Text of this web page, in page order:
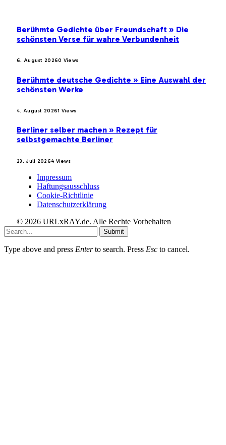
Berühmte Gedichte über Freundschaft » Die
schönsten Verse für wahre Verbundenheit
6. August 20260 Views
Berühmte deutsche Gedichte » Eine Auswahl der
schönsten Werke
4. August 20261 Views
Berliner selber machen » Rezept für
selbstgemachte Berliner
23. Juli 20264 Views
Impressum
Haftungsausschluss
Cookie-Richtlinie
Datenschutzerklärung
© 2026 URLxRAY.de. Alle Rechte Vorbehalten
Submit
Type above and press Enterto search. Press Esc to cancel.